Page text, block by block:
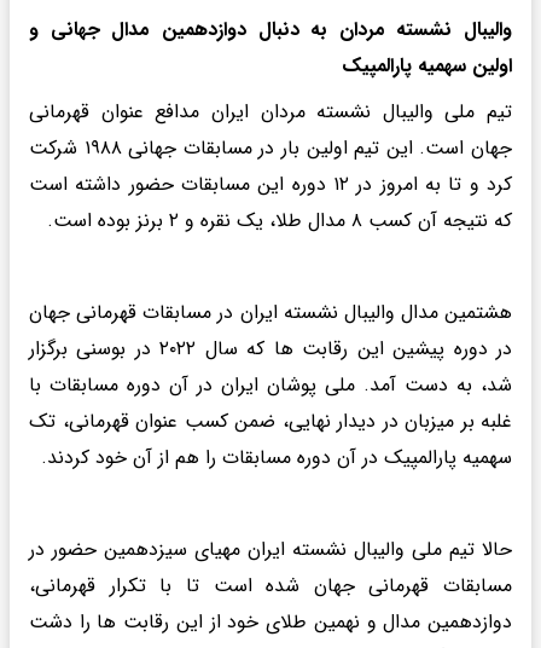
والیبال نشسته مردان به دنبال دوازدهمین مدال جهانی و
اولین سهمیه پارالمپیک
تیم ملی والیبال نشسته مردان ایران مدافع عنوان قهرمانی
جهان است. این تیم اولین بار در مسابقات جهانی ۱۹۸۸ شرکت
کرد و تا به امروز در ۱۲ دوره این مسابقات حضور داشته است
که نتیجه آن کسب ۸ مدال طلا، یک نقره و ۲ برنز بوده است.
هشتمین مدال والیبال نشسته ایران در مسابقات قهرمانی جهان
در دوره پیشین این رقابت ها که سال ۲۰۲۲ در بوسنی برگزار
شد، به دست آمد. ملی پوشان ایران در آن دوره مسابقات با
غلبه بر میزبان در دیدار نهایی، ضمن کسب عنوان قهرمانی، تک
سهمیه پارالمپیک در آن دوره مسابقات را هم از آن خود کردند.
حالا تیم ملی والیبال نشسته ایران مهیای سیزدهمین حضور در
مسابقات قهرمانی جهان شده است تا با تکرار قهرمانی،
دوازدهمین مدال و نهمین طلای خود از این رقابت ها را دشت